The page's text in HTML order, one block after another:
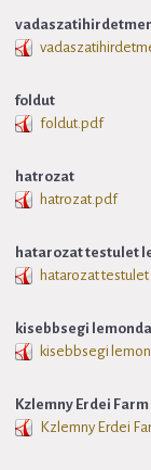
foldut
foldut.pdf
hatrozat
hatrozat.pdf
hatarozat testulet
hatarozat
kisebbsegi
kisebbsegi
Kzlemny Erdei Farm
Kzlemny Erdei